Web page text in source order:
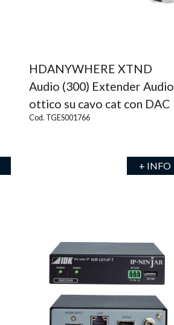
HDANYWHERE XTND
Audio (300) Extender Audio
ottico su cavo cat con DAC
Cod. TGES001766
+ INFO